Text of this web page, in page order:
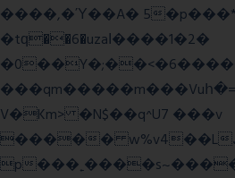
����,�Ύ��A� 5
�tԛ��6�uzaІ����1�2�
V�Km> �N$��q^U7 ���v
����� w%v4��Lڭ�x1N'�b����
p